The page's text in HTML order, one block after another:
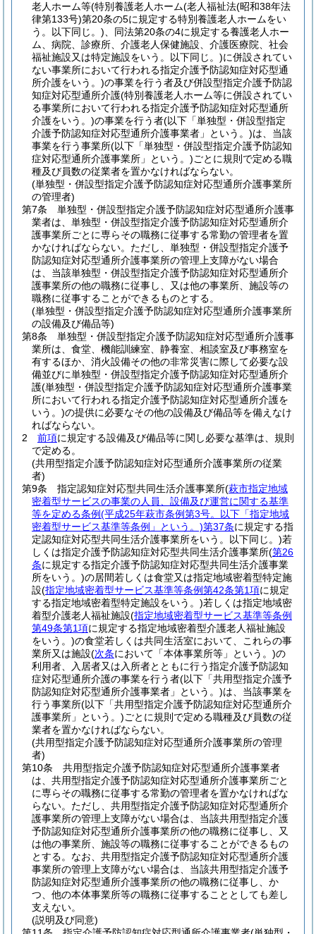
老人ホーム等(特別養護老人ホーム(老人福祉法(昭和38年法
律第133号)第20条の5に規定する特別養護老人ホームをい
う。以下同じ。) 、同法第20条の4に規定する養護老人ホー
ム、病院、診療所、介護老人保健施設、介護医療院、社会
福祉施設又は特定施設をいう。以下同じ。)に併設されてい
ない事業所において行われる指定介護予防認知症対応型通
所介護をいう。)の事業を行う者及び併設型指定介護予防認
知症対応型通所介護(特別養護老人ホーム等に併設されてい
る事業所において行われる指定介護予防認知症対応型通所
介護をいう。)の事業を行う者(以下「単独型・併設型指定
介護予防認知症対応型通所介護事業者」という。)は、当該
事業を行う事業所(以下「単独型・併設型指定介護予防認知
症対応型通所介護事業所」という。)ごとに規則で定める職
種及び員数の従業者を置かなければならない。
(単独型・併設型指定介護予防認知症対応型通所介護事業所
の管理者)
第7条
単独型・併設型指定介護予防認知症対応型通所介護事
業者は、単独型・併設型指定介護予防認知症対応型通所介
護事業所ごとに専らその職務に従事する常勤の管理者を置
かなければならない。 ただし、単独型・併設型指定介護予
防認知症対応型通所介護事業所の管理上支障がない場合
は、当該単独型・併設型指定介護予防認知症対応型通所介
護事業所の他の職務に従事し、又は他の事業所、施設等の
職務に従事することができるものとする。
(単独型・併設型指定介護予防認知症対応型通所介護事業所
の設備及び備品等)
第8条
単独型・併設型指定介護予防認知症対応型通所介護事
業所は、食堂、機能訓練室、静養室、相談室及び事務室を
有するほか、消火設備その他の非常災害に際して必要な設
備並びに単独型・併設型指定介護予防認知症対応型通所介
護(単独型・併設型指定介護予防認知症対応型通所介護事業
所において行われる指定介護予防認知症対応型通所介護を
いう。)の提供に必要なその他の設備及び備品等を備えなけ
ればならない。
2
前項に規定する設備及び備品等に関し必要な基準は、規則
で定める。
(共用型指定介護予防認知症対応型通所介護事業所の従業
者)
第9条
指定認知症対応型共同生活介護事業所(萩市指定地域
密着型サービスの事業の人員、設備及び運営に関する基準
等を定める条例(平成25年萩市条例第3号。以下「指定地域
密着型サービス基準等条例」という。)第37条に規定する指
定認知症対応型共同生活介護事業所をいう。以下同じ。)若
しくは指定介護予防認知症対応型共同生活介護事業所(第26
条に規定する指定介護予防認知症対応型共同生活介護事業
所をいう。)の居間若しくは食堂又は指定地域密着型特定施
設(指定地域密着型サービス基準等条例第42条第1項に規定
する指定地域密着型特定施設をいう。)若しくは指定地域密
着型介護老人福祉施設(指定地域密着型サービス基準等条例
第49条第1項に規定する指定地域密着型介護老人福祉施設
をいう。)の食堂若しくは共同生活室において、これらの事
業所又は施設(次条において「本体事業所等」という。)の
利用者、入居者又は入所者とともに行う指定介護予防認知
症対応型通所介護の事業を行う者(以下「共用型指定介護予
防認知症対応型通所介護事業者」という。)は、当該事業を
行う事業所(以下「共用型指定介護予防認知症対応型通所介
護事業所」という。)ごとに規則で定める職種及び員数の従
業者を置かなければならない。
(共用型指定介護予防認知症対応型通所介護事業所の管理
者)
第10条
共用型指定介護予防認知症対応型通所介護事業者
は、共用型指定介護予防認知症対応型通所介護事業所ごと
に専らその職務に従事する常勤の管理者を置かなければな
らない。 ただし、共用型指定介護予防認知症対応型通所介
護事業所の管理上支障がない場合は、当該共用型指定介護
予防認知症対応型通所介護事業所の他の職務に従事し、又
は他の事業所、施設等の職務に従事することができるもの
とする。 なお、共用型指定介護予防認知症対応型通所介護
事業所の管理上支障がない場合は、当該共用型指定介護予
防認知症対応型通所介護事業所の他の職務に従事し、か
つ、他の本体事業所等の職務に従事することとしても差し
支えない。
(説明及び同意)